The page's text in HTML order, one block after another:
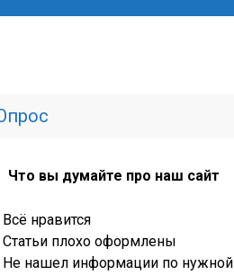
Что вы думайте про наш сайт
Всё нравится
Статьи плохо оформлены
Не нашел информации по нужной